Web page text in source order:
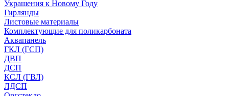
Украшения к Новому Году
Гирлянды
Листовые материалы
Комплектующие для поликарбоната
Аквапанель
ГКЛ (ГСП)
ДВП
ДСП
КСЛ (ГВЛ)
ЛДСП